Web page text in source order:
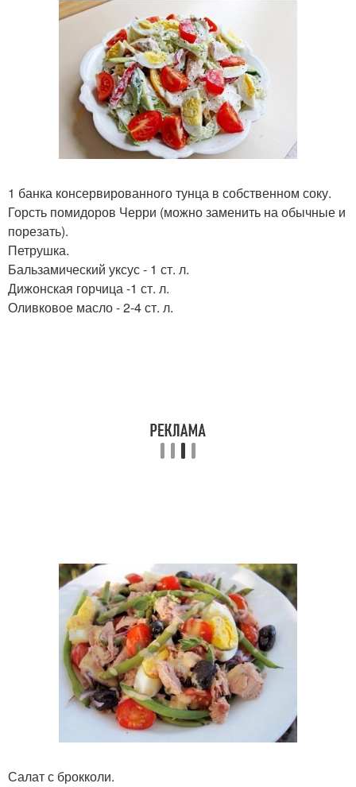
1 банка консервированного тунца в собственном соку.
Горсть помидоров Черри (можно заменить на обычные и
порезать).
Петрушка.
Бальзамический уксус - 1 ст. л.
Дижонская горчица -1 ст. л.
Оливковое масло - 2-4 ст. л.
Салат с брокколи.